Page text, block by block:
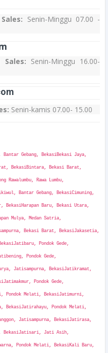
Sales: Senin-Minggu 07.00 -
Sales: Senin-Minggu 16.00-
Senin-kamis 07.00- 15.00
Gebang, BekasiBekasi Jaya,
BekasiBintara, Bekasi Barat,
Rawalumbu, Rawa Lumbu,
Bantar Gebang, BekasiCimuning,
BekasiHarapan Baru, Bekasi Utara,
Mulya, Medan Satria,
Bekasi Barat, BekasiJakasetia,
Pondok Gede,
Pondok Gede,
Jatisampurna, BekasiJatikramat,
Pondok Gede,
Pondok Melati, BekasiJatimurni,
BekasiJatirahayu, Pondok Melati,
Jatisampurna, BekasiJatirasa,
BekasiJatisari, Jati Asih,
Pondok Melati, BekasiKali Baru,